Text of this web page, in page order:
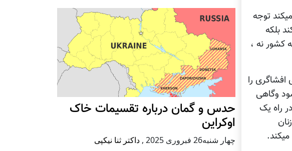
توجه
بلکه
کشور نه ،
را
وگاهی
راه یک
حدس و گمان درباره تقسیمات خاک
اوکراین
چهار شنبه26 فبروری 2025 , داکتر ثنا نیکپی